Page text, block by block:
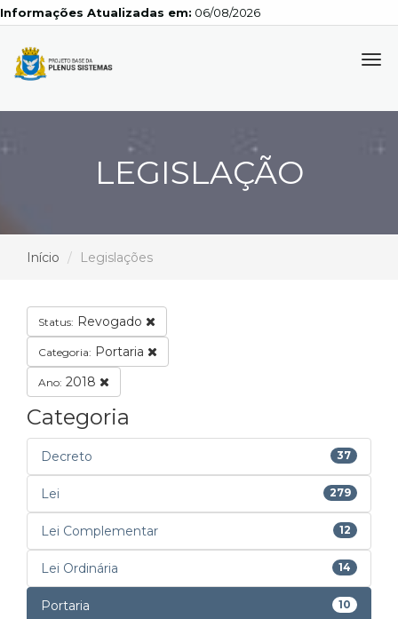
Atualizadas em: 06/08/2026
LEGISLAÇÃO
Início Legislações
Status: Revogado
Categoria: Portaria
Ano: 2018
Categoria
Decreto 37
Lei 279
Lei Complementar 12
Lei Ordinária 14
Portaria 10